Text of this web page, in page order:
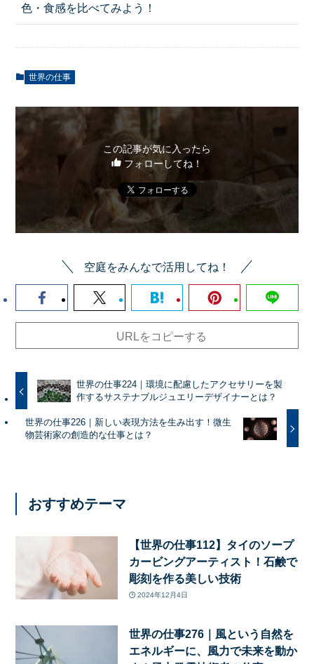
色・食感を比べてみよう！
世界の仕事
この記事が気に入ったら
フォローしてね！
空庭をみんなで活用してね！
URLをコピーする
世界の仕事224｜環境に配慮したアクセサリーを製
作するサステナブルジュエリーデザイナーとは？
世界の仕事226｜新しい表現方法を生み出す！微生
物芸術家の創造的な仕事とは？
おすすめテーマ
【世界の仕事112】タイのソープ
カービングアーティスト！石鹸で
彫刻を作る美しい技術
2024年12月4日
世界の仕事276｜風という自然を
エネルギーに、風力で未来を動か